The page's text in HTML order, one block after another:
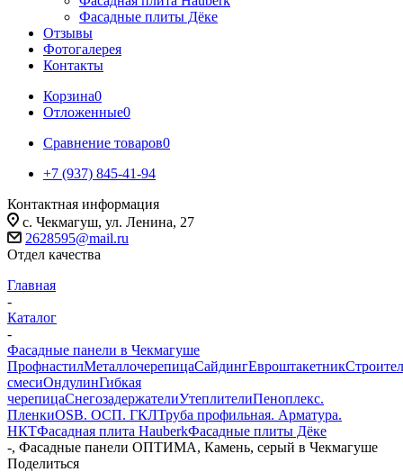
Фасадные плиты Дёке
Отзывы
Фотогалерея
Контакты
Корзина0
Отложенные0
Сравнение товаров0
+7 (937) 845-41-94
Контактная информация
с. Чекмагуш, ул. Ленина, 27
2628595@mail.ru
Отдел качества
Главная
-
Каталог
-
Фасадные панели в Чекмагуше
ПрофнастилМеталлочерепицаСайдингЕвроштакетник
смесиОндулинГибкая
черепицаСнегозадержателиУтеплителиПеноплекс.
ПленкиOSB. ОСП. ГКЛТруба профильная. Арматура.
НКТФасадная плита HauberkФасадные плиты Дёке
-, Фасадные панели ОПТИМА, Камень, серый в Чекмагуше
Поделиться